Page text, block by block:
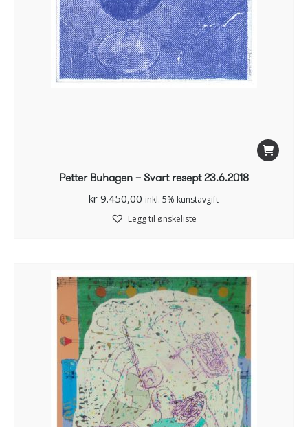
Petter Buhagen – Svart resept 23.6.2018
kr 9.450,00 inkl. 5% kunstavgift
Legg til ønskeliste